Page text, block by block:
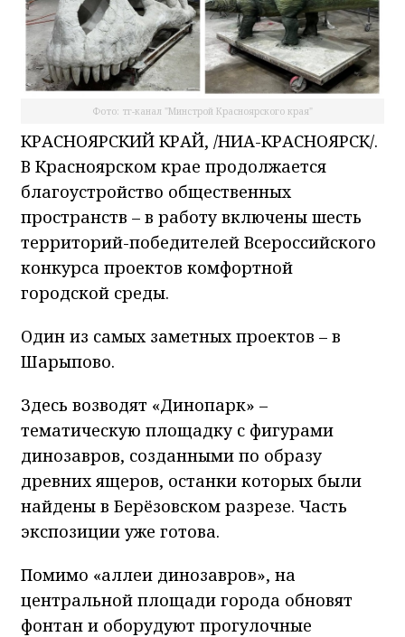
Фото: тг-канал "Минстрой Красноярского края"
КРАСНОЯРСКИЙ КРАЙ, /НИА-КРАСНОЯРСК/.
В Красноярском крае продолжается
благоустройство общественных
пространств – в работу включены шесть
территорий-победителей Всероссийского
конкурса проектов комфортной
городской среды.
Один из самых заметных проектов – в
Шарыпово.
Здесь возводят «Динопарк» –
тематическую площадку с фигурами
динозавров, созданными по образу
древних ящеров, останки которых были
найдены в Берёзовском разрезе. Часть
экспозиции уже готова.
Помимо «аллеи динозавров», на
центральной площади города обновят
фонтан и оборудуют прогулочные